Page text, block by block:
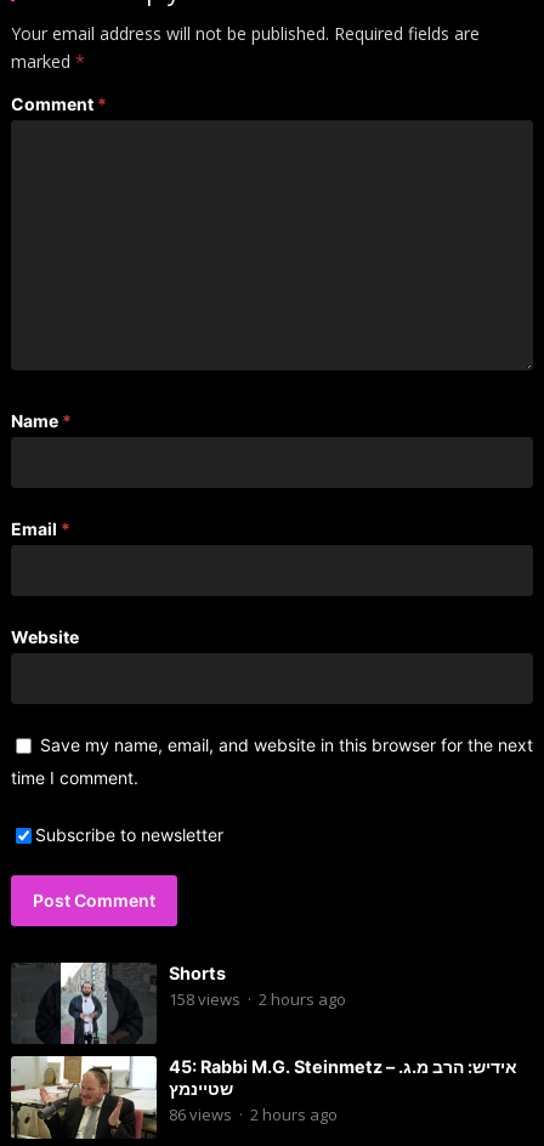
Your email address will not be published. Required fields are
marked *
Comment *
Name *
Email *
Website
Save my name, email, and website in this browser for the next
time I comment.
Subscribe to newsletter
Shorts
158views · 2 hours ago
45: Rabbi M.G. Steinmetz – אידיש: הרב מ.ג.
שטיינמץ
86views · 2 hours ago